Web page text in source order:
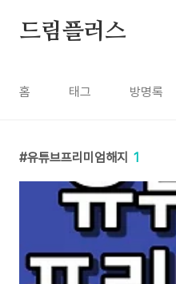
드림플러스
홈 태그 방명록
유튜브프리미엄해지 1